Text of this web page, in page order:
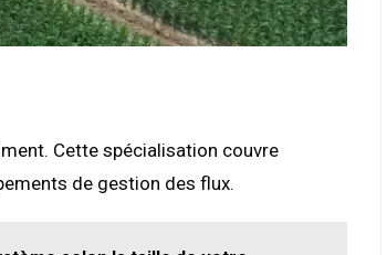
Cette spécialisation couvre
de gestion des flux.